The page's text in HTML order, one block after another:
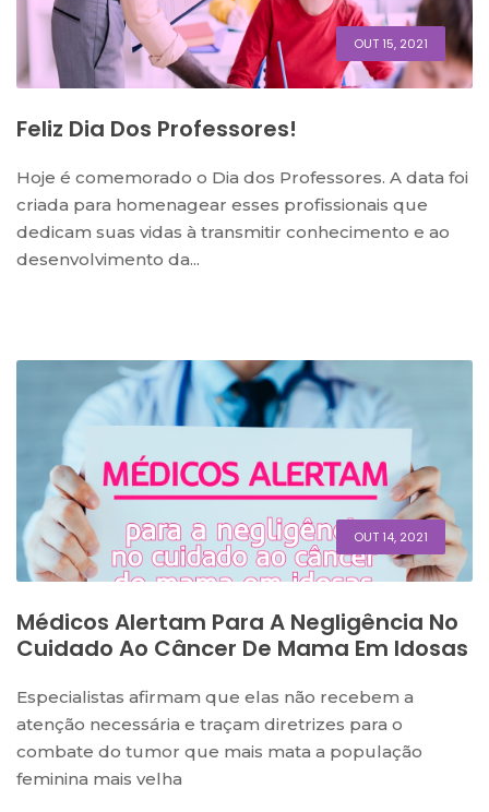
OUT 15, 2021
Feliz Dia Dos Professores!
Hoje é comemorado o Dia dos Professores. A data foi
criada para homenagear esses profissionais que
dedicam suas vidas à transmitir conhecimento e ao
desenvolvimento da...
OUT 14, 2021
Médicos Alertam Para A Negligência No
Cuidado Ao Câncer De Mama Em Idosas
Especialistas afirmam que elas não recebem a
atenção necessária e traçam diretrizes para o
combate do tumor que mais mata a população
feminina mais velha